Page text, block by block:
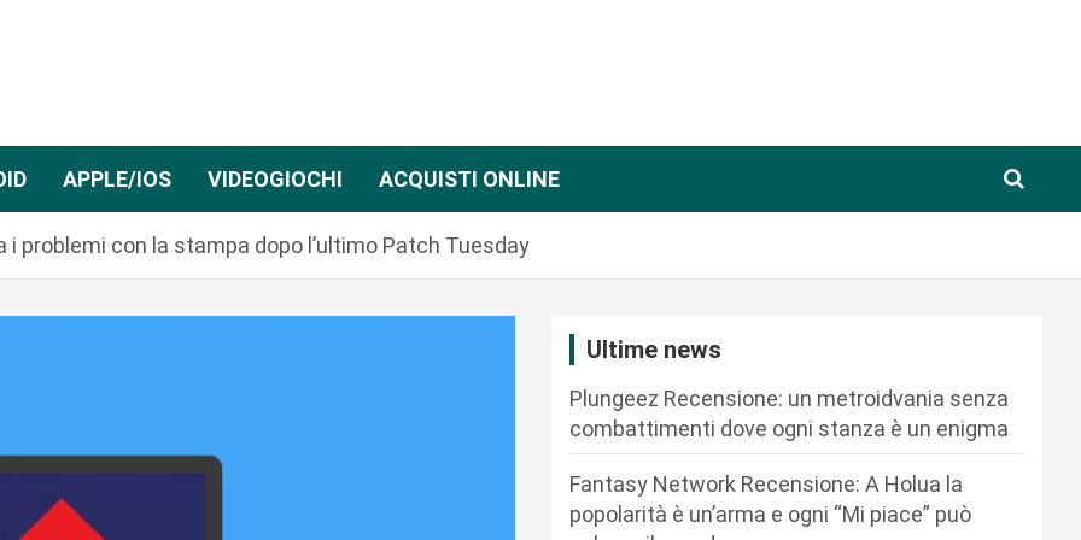
APPLE/IOS VIDEOGIOCHI ACQUISTI ONLINE
problemi con la stampa dopo l’ultimo Patch Tuesday
Ultime news
Plungeez Recensione: un metroidvania senza
combattimenti dove ogni stanza è un enigma
Fantasy Network Recensione: A Holua la
popolarità è un’arma e ogni “Mi piace” può